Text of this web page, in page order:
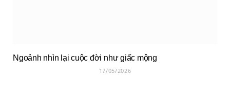
Ngoảnh nhìn lại cuộc đời như giấc mộng
17/05/2026